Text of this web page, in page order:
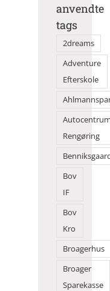
anvendte
tags
2dreams
Adventure
Efterskole
Rengøring
Bov
IF
Bov
Kro
Broagerhus
Broager
Sparekasse